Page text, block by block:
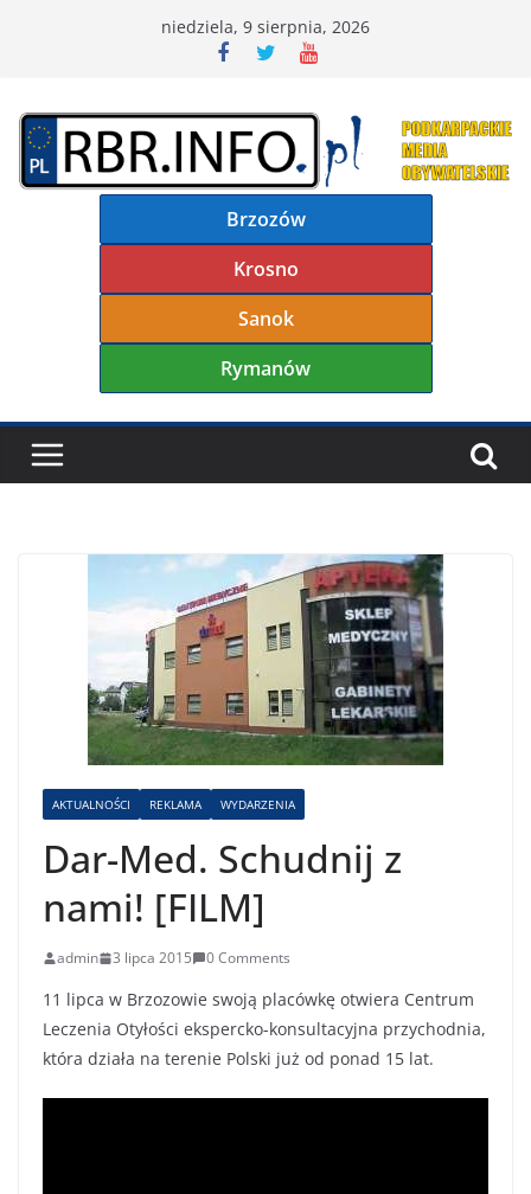
niedziela, 9 sierpnia, 2026
Brzozów
Krosno
Sanok
Rymanów
AKTUALNOŚCI REKLAMA WYDARZENIA
Dar-Med. Schudnij z
nami! [FILM]
admin 3 lipca 2015 0 Comments
11 lipca w Brzozowie swoją placówkę otwiera Centrum
Leczenia Otyłości ekspercko-konsultacyjna przychodnia,
która działa na terenie Polski już od ponad 15 lat.